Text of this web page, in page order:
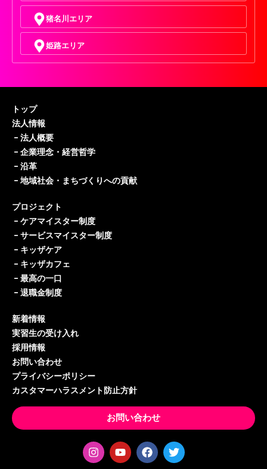
猪名川エリア
姫路エリア
トップ
法人情報
– 法人概要
– 企業理念・経営哲学
– 沿革
– 地域社会・まちづくりへの貢献
プロジェクト
– ケアマイスター制度
– サービスマイスター制度
– キッザケア
– キッザカフェ
– 最高の一口
– 退職金制度
新着情報
実習生の受け入れ
採用情報
お問い合わせ
プライバシーポリシー
カスタマーハラスメント防止方針
お問い合わせ